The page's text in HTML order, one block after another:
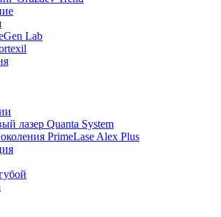
Lab
лазер Quanta System
PrimeLase Alex Plus